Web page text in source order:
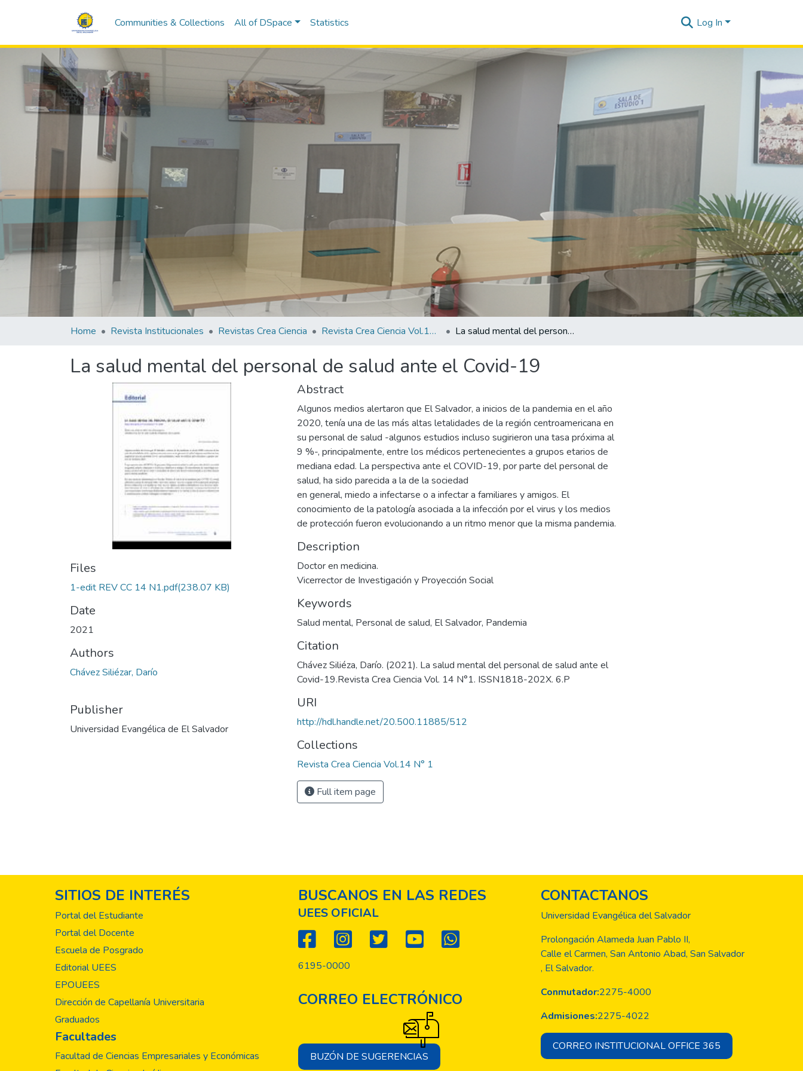
Communities & Collections All of DSpace Statistics Log In
Home Revista Institucionales Revistas Crea Ciencia Revista Crea Ciencia Vol.14 N° 1 La salud mental del personal de salud ante el Covid-19
La salud mental del personal de salud ante el Covid-19
Files
1-edit REV CC 14 N1.pdf(238.07 KB)
Date
2021
Authors
Chávez Siliézar, Darío
Publisher
Universidad Evangélica de El Salvador
Abstract
Algunos medios alertaron que El Salvador, a inicios de la pandemia en el año
2020, tenía una de las más altas letalidades de la región centroamericana en
su personal de salud -algunos estudios incluso sugirieron una tasa próxima al
9 %-, principalmente, entre los médicos pertenecientes a grupos etarios de
mediana edad. La perspectiva ante el COVID-19, por parte del personal de
salud, ha sido parecida a la de la sociedad
en general, miedo a infectarse o a infectar a familiares y amigos. El
conocimiento de la patología asociada a la infección por el virus y los medios
de protección fueron evolucionando a un ritmo menor que la misma pandemia.
Description
Doctor en medicina.
Vicerrector de Investigación y Proyección Social
Keywords
Salud mental, Personal de salud, El Salvador, Pandemia
Citation
Chávez Siliéza, Darío. (2021). La salud mental del personal de salud ante el
Covid-19.Revista Crea Ciencia Vol. 14 N°1. ISSN1818-202X. 6.P
URI
http://hdl.handle.net/20.500.11885/512
Collections
Revista Crea Ciencia Vol.14 N° 1
Full item page
SITIOS DE INTERÉS
Portal del Estudiante
Portal del Docente
Escuela de Posgrado
Editorial UEES
EPOUEES
Dirección de Capellanía Universitaria
Graduados
Facultades
Facultad de Ciencias Empresariales y Económicas
BUSCANOS EN LAS REDES
UEES OFICIAL
6195-0000
CORREO ELECTRÓNICO
BUZÓN DE SUGERENCIAS
CONTACTANOS
Universidad Evangélica del Salvador
Prolongación Alameda Juan Pablo II,
Calle el Carmen, San Antonio Abad, San Salvador
, El Salvador.
Conmutador:2275-4000
Admisiones:2275-4022
CORREO INSTITUCIONAL OFFICE 365